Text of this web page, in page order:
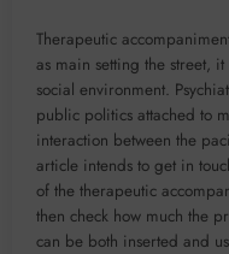
Therapeutic
as main setting the street,
social environment.
public politics attached to
interaction between the
article intends to get in
of the therapeutic
then check how much the
can be both inserted and